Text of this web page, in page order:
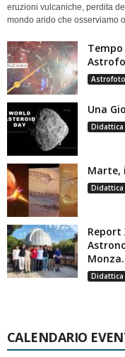
eruzioni vulcaniche, perdita
mondo arido che osserviamo
Una
Marte,
Report
CALENDARIO